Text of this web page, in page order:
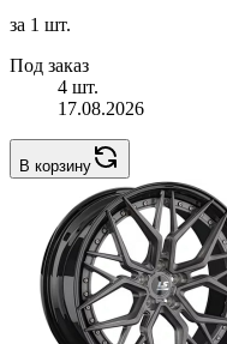
за 1 шт.
Под заказ
4 шт.
17.08.2026
В корзину